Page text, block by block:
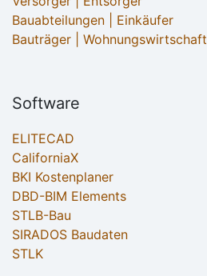
Bauabteilungen | Einkäufer
Bauträger | Wohnungswirtschaft
Software
ELITECAD
CaliforniaX
BKI Kostenplaner
DBD-BIM Elements
STLB-Bau
SIRADOS Baudaten
STLK